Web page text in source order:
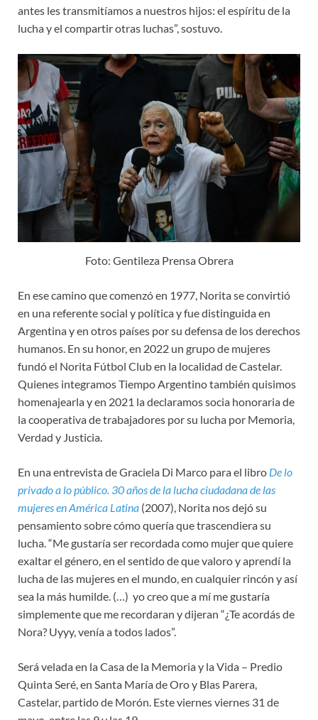
antes les transmitíamos a nuestros hijos: el espíritu de la
lucha y el compartir otras luchas”, sostuvo.
Foto: Gentileza Prensa Obrera
En ese camino que comenzó en 1977, Norita se convirtió
en una referente social y política y fue distinguida en
Argentina y en otros países por su defensa de los derechos
humanos. En su honor, en 2022 un grupo de mujeres
fundó el Norita Fútbol Club en la localidad de Castelar.
Quienes integramos Tiempo Argentino también quisimos
homenajearla y en 2021 la declaramos socia honoraria de
la cooperativa de trabajadores por su lucha por Memoria,
Verdad y Justicia.
En una entrevista de Graciela Di Marco para el libro De lo
privado a lo público. 30 años de la lucha ciudadana de las
mujeres en América Latina (2007), Norita nos dejó su
pensamiento sobre cómo quería que trascendiera su
lucha. “Me gustaría ser recordada como mujer que quiere
exaltar el género, en el sentido de que valoro y aprendí la
lucha de las mujeres en el mundo, en cualquier rincón y así
sea la más humilde. (…) yo creo que a mí me gustaría
simplemente que me recordaran y dijeran “¿Te acordás de
Nora? Uyyy, venía a todos lados”.
Será velada en la Casa de la Memoria y la Vida – Predio
Quinta Seré, en Santa María de Oro y Blas Parera,
Castelar, partido de Morón. Este viernes viernes 31 de